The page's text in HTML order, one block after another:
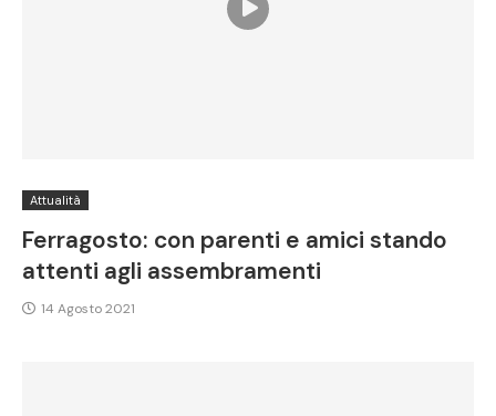
Attualità
Ferragosto: con parenti e amici stando
attenti agli assembramenti
14 Agosto 2021